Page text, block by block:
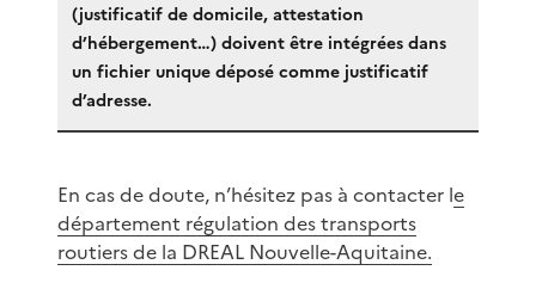
(justificatif de domicile, attestation
d’hébergement…) doivent être intégrées dans
un fichier unique déposé comme justificatif
d’adresse.
En cas de doute, n’hésitez pas à contacter le
département régulation des transports
routiers de la DREAL Nouvelle-Aquitaine.